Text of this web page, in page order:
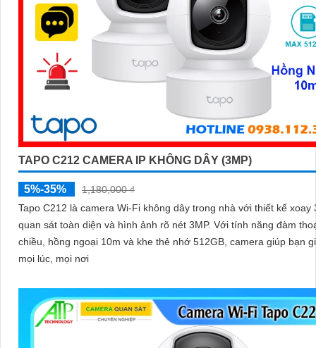
TAPO C212 CAMERA IP KHÔNG DÂY (3MP)
5%-35%
1,180,000 ₫
Tapo C212 là camera Wi-Fi không dây trong nhà với thiết kế xoay
quan sát toàn diện và hình ảnh rõ nét 3MP. Với tính năng đàm thoại 2
chiều, hồng ngoại 10m và khe thẻ nhớ 512GB, camera giúp bạn
mọi lúc, mọi nơi